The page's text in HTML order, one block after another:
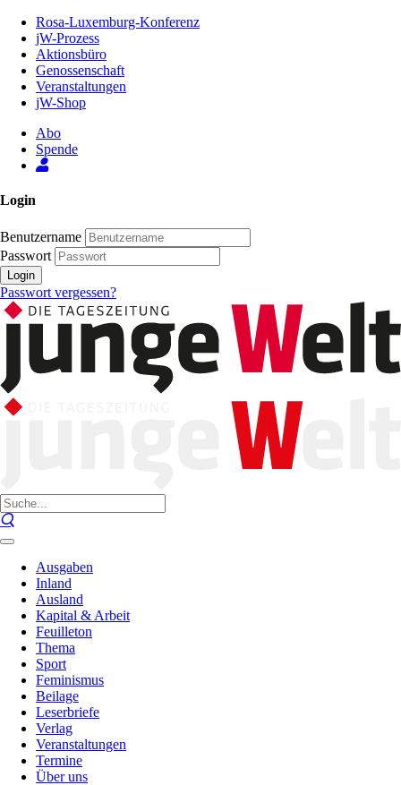
Inhalt
Seite
Rosa-Luxemburg-Konferenz
jW-Prozess
Aktionsbüro
Genossenschaft
Veranstaltungen
jW-Shop
Abo
Spende
Login
Benutzername
Passwort
Login
Passwort vergessen?
Ausgaben
Inland
Ausland
Kapital & Arbeit
Feuilleton
Thema
Sport
Feminismus
Beilage
Leserbriefe
Verlag
Veranstaltungen
Termine
Über uns